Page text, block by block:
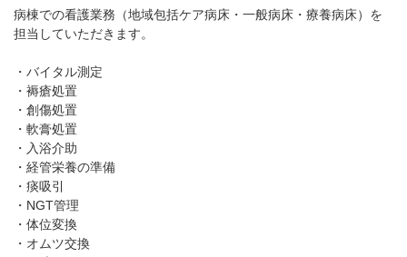
病棟での看護業務（地域包括ケア病床・一般病床・療養病床）を
担当していただきます。
・バイタル測定
・褥瘡処置
・創傷処置
・軟膏処置
・入浴介助
・経管栄養の準備
・痰吸引
・NGT管理
・体位変換
・オムツ交換